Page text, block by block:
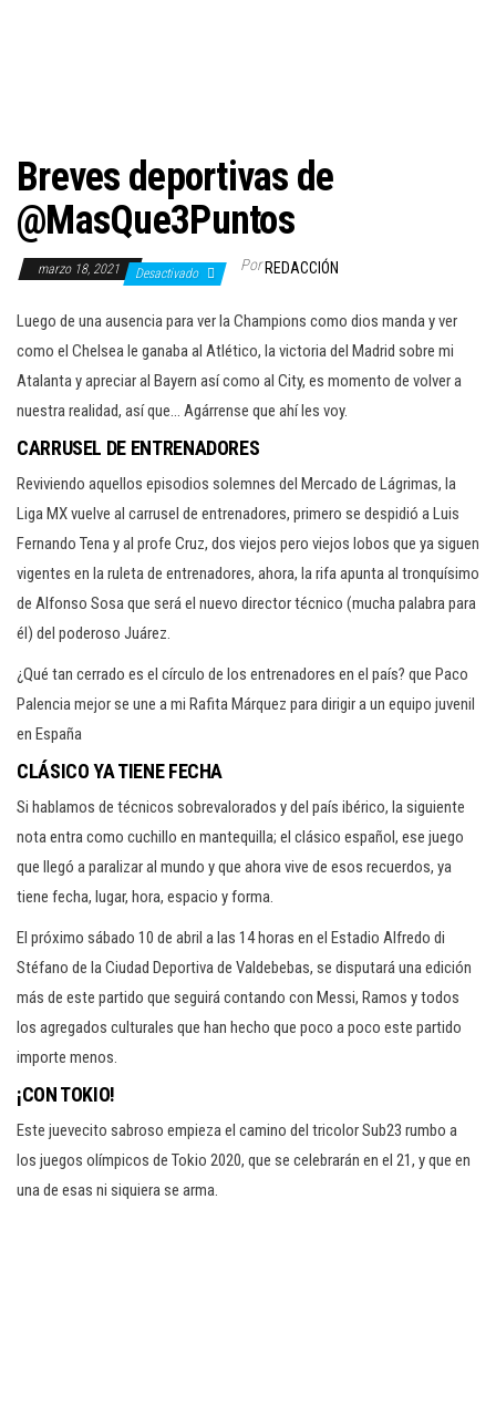
Breves deportivas de
@MasQue3Puntos
marzo 18, 2021 Desactivado Por REDACCIÓN
Luego de una ausencia para ver la Champions como dios manda y ver
como el Chelsea le ganaba al Atlético, la victoria del Madrid sobre mi
Atalanta y apreciar al Bayern así como al City, es momento de volver a
nuestra realidad, así que… Agárrense que ahí les voy.
CARRUSEL DE ENTRENADORES
Reviviendo aquellos episodios solemnes del Mercado de Lágrimas, la
Liga MX vuelve al carrusel de entrenadores, primero se despidió a Luis
Fernando Tena y al profe Cruz, dos viejos pero viejos lobos que ya siguen
vigentes en la ruleta de entrenadores, ahora, la rifa apunta al tronquísimo
de Alfonso Sosa que será el nuevo director técnico (mucha palabra para
él) del poderoso Juárez.
¿Qué tan cerrado es el círculo de los entrenadores en el país? que Paco
Palencia mejor se une a mi Rafita Márquez para dirigir a un equipo juvenil
en España
CLÁSICO YA TIENE FECHA
Si hablamos de técnicos sobrevalorados y del país ibérico, la siguiente
nota entra como cuchillo en mantequilla; el clásico español, ese juego
que llegó a paralizar al mundo y que ahora vive de esos recuerdos, ya
tiene fecha, lugar, hora, espacio y forma.
El próximo sábado 10 de abril a las 14 horas en el Estadio Alfredo di
Stéfano de la Ciudad Deportiva de Valdebebas, se disputará una edición
más de este partido que seguirá contando con Messi, Ramos y todos
los agregados culturales que han hecho que poco a poco este partido
importe menos.
¡CON TOKIO!
Este juevecito sabroso empieza el camino del tricolor Sub23 rumbo a
los juegos olímpicos de Tokio 2020, que se celebrarán en el 21, y que en
una de esas ni siquiera se arma.